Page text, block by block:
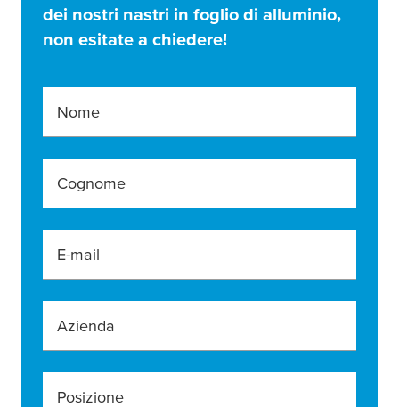
dei nostri nastri in foglio di alluminio,
non esitate a chiedere!
Nome
Cognome
E-mail
Azienda
Posizione